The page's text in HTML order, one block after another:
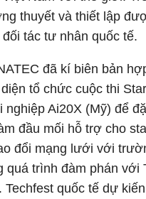
thuyết và thiết lập
tác tư nhân quốc tế.
đã kí biên bản
tổ chức cuộc thi
Ai20X (Mỹ) để
đầu mối hỗ trợ cho
đổi mạng lưới với
quá trình đàm phán với
Techfest quốc tế dự